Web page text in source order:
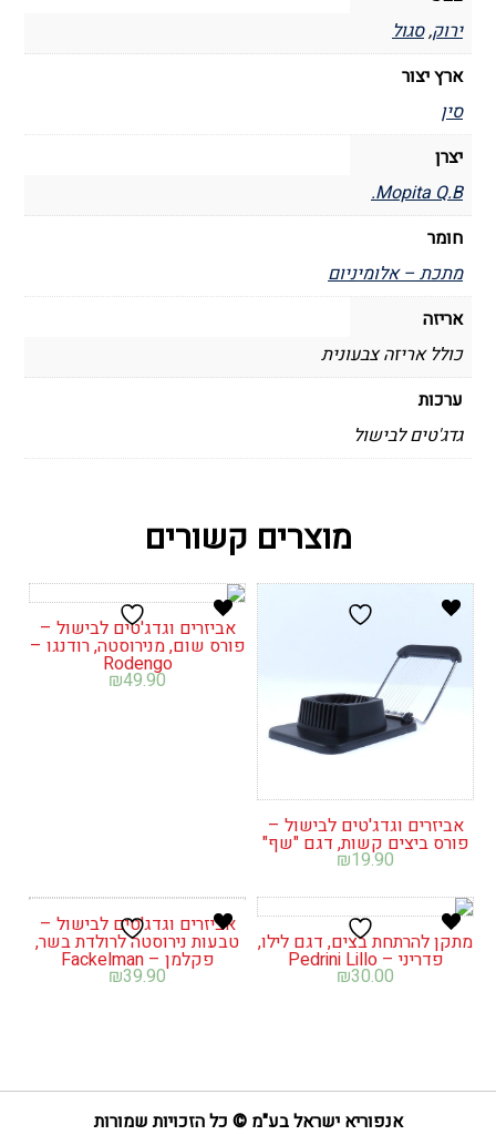
ירוק,סגול
ארץ יצור
סין
יצרן
Mopita Q.B.
חומר
מתכת – אלומיניום
אריזה
כולל אריזה צבעונית
ערכות
גדג'טים לבישול
מוצרים קשורים
אביזרים וגדג'טים לבישול –
פורס ביצים קשות, דגם "שף"
₪19.90
אביזרים וגדג'טים לבישול –
פורס שום, מנירוסטה, רודנגו –
Rodengo
₪49.90
מתקן להרתחת בצים, דגם לילו,
פדריני – Pedrini Lillo
₪30.00
אביזרים וגדג'טים לבישול –
טבעות נירוסטה לרולדת בשר,
פקלמן – Fackelman
₪39.90
אנפוריא ישראל בע"מ © כל הזכויות שמורות